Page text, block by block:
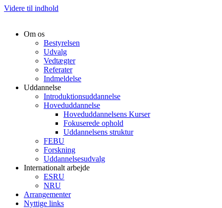
Videre til indhold
Om os
Bestyrelsen
Udvalg
Vedtægter
Referater
Indmeldelse
Uddannelse
Introduktionsuddannelse
Hoveduddannelse
Hoveduddannelsens Kurser
Fokuserede ophold
Uddannelsens struktur
FEBU
Forskning
Uddannelsesudvalg
Internationalt arbejde
ESRU
NRU
Arrangementer
Nyttige links